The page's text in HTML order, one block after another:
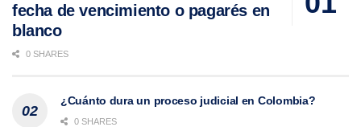
fecha de vencimiento o pagarés en
blanco
0 SHARES
¿Cuánto dura un proceso judicial en Colombia?
0 SHARES